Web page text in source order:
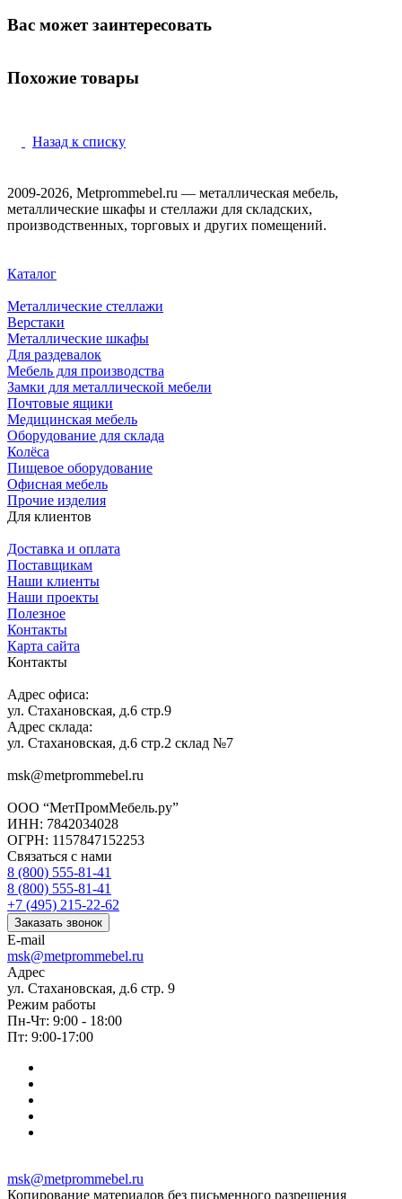
Вас может заинтересовать
Похожие товары
Назад к списку
2009-2026, Metprommebel.ru — металлическая мебель,
металлические шкафы и стеллажи для складских,
производственных, торговых и других помещений.
Каталог
Металлические стеллажи
Верстаки
Металлические шкафы
Для раздевалок
Мебель для производства
Замки для металлической мебели
Почтовые ящики
Медицинская мебель
Оборудование для склада
Колёса
Пищевое оборудование
Офисная мебель
Прочие изделия
Для клиентов
Доставка и оплата
Поставщикам
Наши клиенты
Наши проекты
Полезное
Контакты
Карта сайта
Контакты
Адрес офиса:
ул. Стахановская, д.6 стр.9
Адрес склада:
ул. Стахановская, д.6 стр.2 склад №7
msk@metprommebel.ru
ООО “МетПромМебель.ру”
ИНН: 7842034028
ОГРН: 1157847152253
Связаться с нами
8 (800) 555-81-41
8 (800) 555-81-41
+7 (495) 215-22-62
Заказать звонок
E-mail
msk@metprommebel.ru
Адрес
ул. Стахановская, д.6 стр. 9
Режим работы
Пн-Чт: 9:00 - 18:00
Пт: 9:00-17:00
msk@metprommebel.ru
Копирование материалов без письменного разрешения